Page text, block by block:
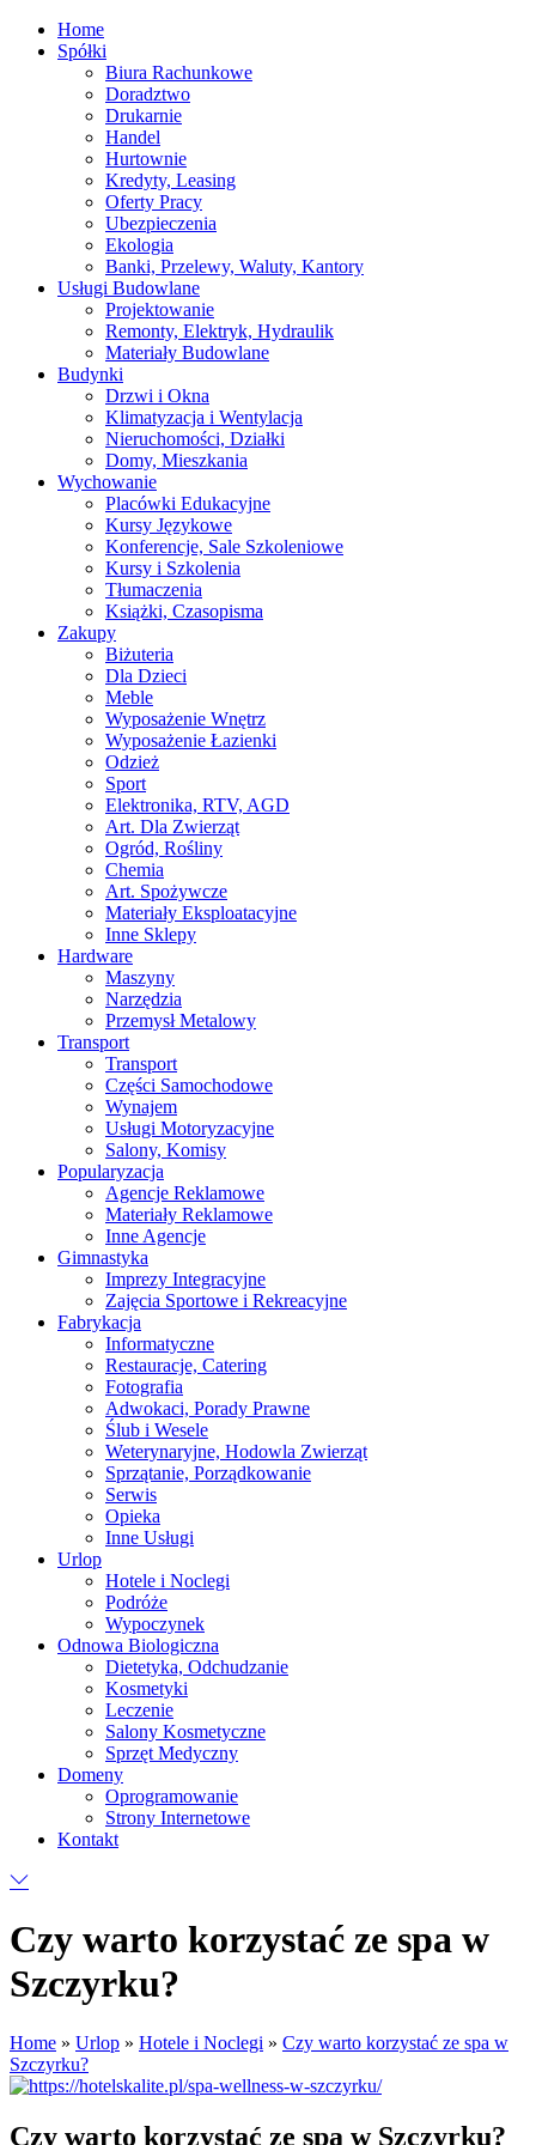
Home
Spółki
Biura Rachunkowe
Doradztwo
Drukarnie
Handel
Hurtownie
Kredyty, Leasing
Oferty Pracy
Ubezpieczenia
Ekologia
Banki, Przelewy, Waluty, Kantory
Usługi Budowlane
Projektowanie
Remonty, Elektryk, Hydraulik
Materiały Budowlane
Budynki
Drzwi i Okna
Klimatyzacja i Wentylacja
Nieruchomości, Działki
Domy, Mieszkania
Wychowanie
Placówki Edukacyjne
Kursy Językowe
Konferencje, Sale Szkoleniowe
Kursy i Szkolenia
Tłumaczenia
Książki, Czasopisma
Zakupy
Biżuteria
Dla Dzieci
Meble
Wyposażenie Wnętrz
Wyposażenie Łazienki
Odzież
Sport
Elektronika, RTV, AGD
Art. Dla Zwierząt
Ogród, Rośliny
Chemia
Art. Spożywcze
Materiały Eksploatacyjne
Inne Sklepy
Hardware
Maszyny
Narzędzia
Przemysł Metalowy
Transport
Transport
Części Samochodowe
Wynajem
Usługi Motoryzacyjne
Salony, Komisy
Popularyzacja
Agencje Reklamowe
Materiały Reklamowe
Inne Agencje
Gimnastyka
Imprezy Integracyjne
Zajęcia Sportowe i Rekreacyjne
Fabrykacja
Informatyczne
Restauracje, Catering
Fotografia
Adwokaci, Porady Prawne
Ślub i Wesele
Weterynaryjne, Hodowla Zwierząt
Sprzątanie, Porządkowanie
Serwis
Opieka
Inne Usługi
Urlop
Hotele i Noclegi
Podróże
Wypoczynek
Odnowa Biologiczna
Dietetyka, Odchudzanie
Kosmetyki
Leczenie
Salony Kosmetyczne
Sprzęt Medyczny
Domeny
Oprogramowanie
Strony Internetowe
Kontakt
Czy warto korzystać ze spa w
Szczyrku?
Home » Urlop » Hotele i Noclegi » Czy warto korzystać ze spa w
Szczyrku?
Czy warto korzystać ze spa w Szczyrku?